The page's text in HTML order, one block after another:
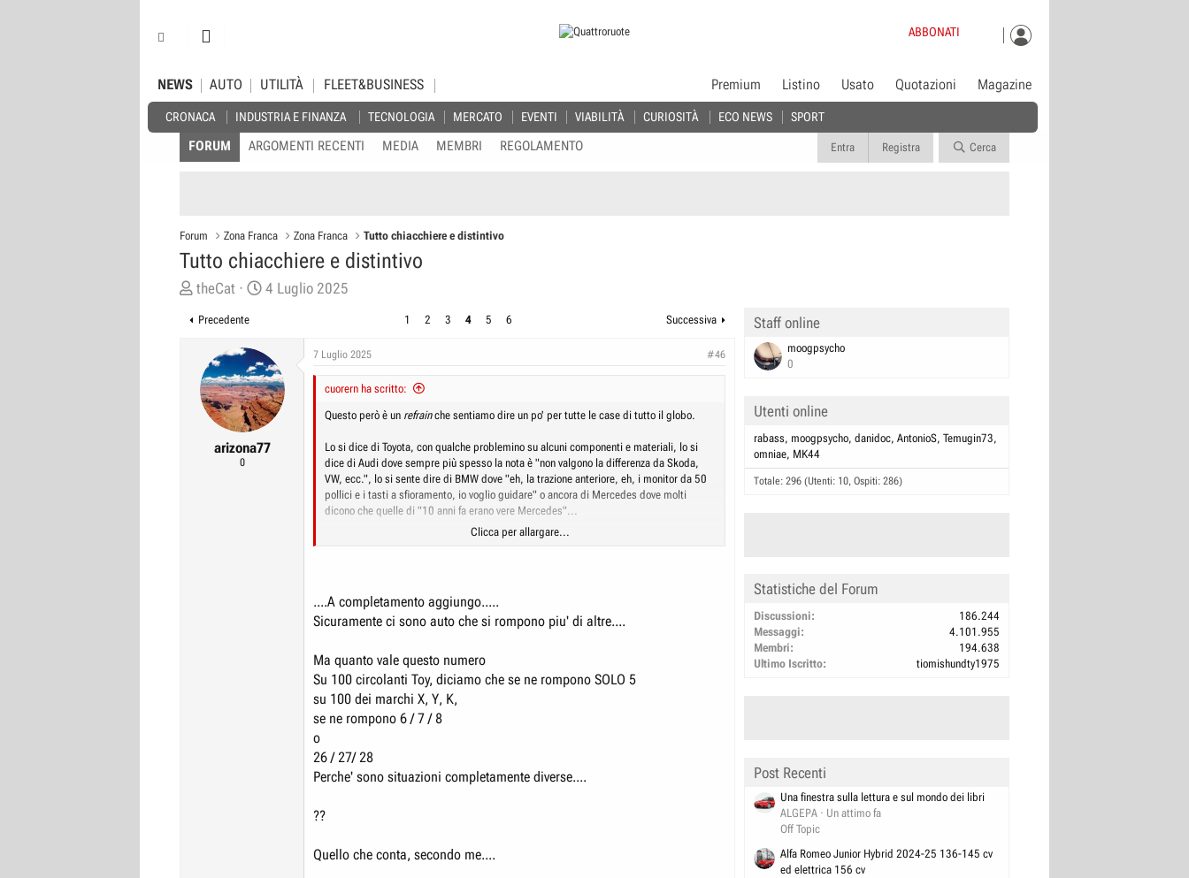
ABBONATI
NEWS
CRONACA INDUSTRIA E FINANZA TECNOLOGIA MERCATO EVENTI VIABILITÀ CURIOSITÀ ECO NEWS SPORT
AUTO UTILITÀ FLEET&BUSINESS Premium Listino Usato Quotazioni Magazine
FORUM ARGOMENTI RECENTI MEDIA MEMBRI REGOLAMENTO Entra Registra Cerca
Forum Zona Franca Zona Franca Tutto chiacchiere e distintivo
Tutto chiacchiere e distintivo
C
o
theCat
D
a
d
i
I
i
4 Luglio 2025
Precedente 1 2 3 4 5 6 Successiva
arizona77
0
7 Luglio 2025 #46
cuorern ha scritto:
Questo però è un refrainche sentiamo dire un po' per tutte le case di tutto il globo.
Lo si dice di Toyota, con qualche problemino su alcuni componenti e materiali, lo si
dice di Audi dove sempre più spesso la nota è "non valgono la differenza da Skoda,
VW, ecc.", lo si sente dire di BMW dove "eh, la trazione anteriore, eh, i monitor da 50
pollici e i tasti a sfioramento, io voglio guidare" o ancora di Mercedes dove molti
dicono che quelle di "10 anni fa erano vere Mercedes"...
Insomma, mi pare che i grattacapi arrivino un po' per tutti, lungi da me difendere o
Che qualcosa non vada o si possa rompere è normale e penso capiti a tutti
sembrano comunque lavorare mediamente sempre bene.
Clicca per allargare...
....A completamento aggiungo.....
Sicuramente ci sono auto che si rompono piu' di altre....
Ma quanto vale questo numero
Su 100 circolanti Toy, diciamo che se ne rompono SOLO 5
su 100 dei marchi X, Y, K,
se ne rompono 6 / 7 / 8
o
26 / 27/ 28
Perche' sono situazioni completamente diverse....
??
Quello che conta, secondo me....
Staff online
moogpsycho
0
Utenti online
rabass moogpsycho danidoc AntonioS Temugin73
omniae MK44
Totale: 296 (Utenti: 10, Ospiti: 286)
Statistiche del Forum
Discussioni
186.244
Messaggi
4.101.955
Membri
194.638
Ultimo Iscritto
tiomishundty1975
Post Recenti
Una finestra sulla lettura e sul mondo dei libri
ALGEPA
Un attimo fa
Off Topic
Alfa Romeo Junior Hybrid 2024-25 136-145 cv
ed elettrica 156 cv